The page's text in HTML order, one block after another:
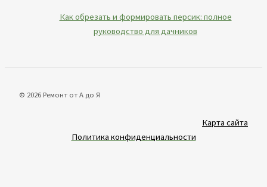
Как обрезать и формировать персик: полное
руководство для дачников
© 2026 Ремонт от А до Я
Карта сайта
Политика конфиденциальности